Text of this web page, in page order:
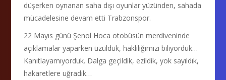
düşerken oynanan saha dışı oyunlar yüzünden, sahada
mücadelesine devam etti Trabzonspor.
22 Mayıs günü Şenol Hoca otobüsün merdiveninde
açıklamalar yaparken üzüldük, haklılığımızı biliyorduk…
Kanıtlayamıyorduk. Dalga geçildik, ezildik, yok sayıldık,
hakaretlere uğradık…